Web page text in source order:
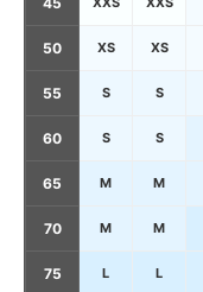
50 XS XS
55 S S
60 S S
65 M M
70 M M
75 L L